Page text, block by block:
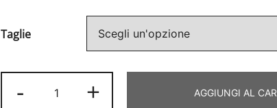
Taglie
-
Promise+ AGGIUNGI AL